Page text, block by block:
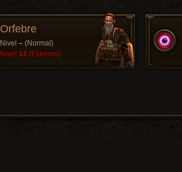
Orfebre
Nivel – (Normal)
Nivel 12 (Extremo)